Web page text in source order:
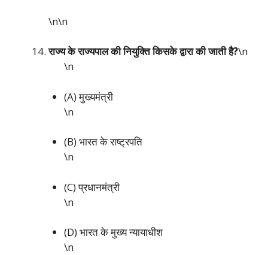
\n\n
राज्य के राज्यपाल की नियुक्ति किसके द्वारा की जाती है?\n
\n
(A) मुख्यमंत्री
\n
(B) भारत के राष्ट्रपति
\n
(C) प्रधानमंत्री
\n
(D) भारत के मुख्य न्यायाधीश
\n